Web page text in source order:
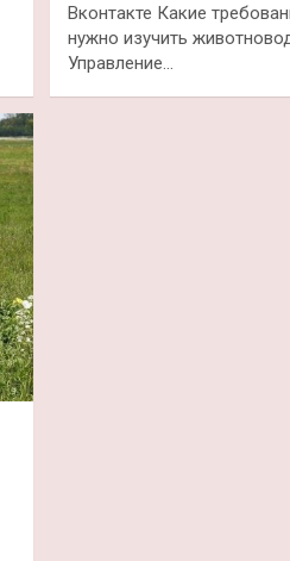
Вконтакте Какие
нужно изучить
Управление…